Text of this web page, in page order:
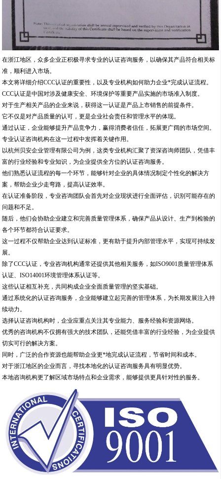
在浙江地区，众多企业正积极寻求专业的认证咨询服务，以确保其产品符合相关标
准，顺利进入市场。
本文将详细介绍CCC认证的重要性，以及专业机构如何助力企业*完成认证流程。
CCC认证是中国对涉及健康安全、环境保护等重要产品实施的市场准入制度。
对于生产相关产品的企业来说，获得这一认证是产品上市销售的前提条件。
它不仅是对产品质量的认可，更是企业社会责任和管理水平的体现。
通过认证，企业能够提升产品竞争力，赢得消费者信任，拓展更广阔的市场空间。
专业认证咨询机构在这一过程中发挥着关键作用。
以杭州贝安企业管理有限公司为例，这类专业机构汇聚了资深咨询师团队，凭借丰
富的行业经验和专业知识，为企业提供全方位的认证咨询服务。
他们熟悉认证流程的每一个环节，能够针对企业的具体情况制定个性化的解决方
案，帮助企业少走弯路，提高认证效率。
在认证准备阶段，专业咨询团队会首先对企业现状进行全面评估，识别可能存在的
问题和不足。
随后，他们会协助企业建立和完善质量管理体系，确保产品从设计、生产到检验的
各个环节都符合认证要求。
这一过程不仅帮助企业达到认证标准，更有助于提升内部管理水平，实现可持续发
展。
除了CCC认证，专业咨询机构通常还提供其他相关服务，如ISO9001质量管理体系
认证、ISO14001环境管理体系认证等。
这些认证相互补充，共同构成企业全面质量管理的坚实基础。
通过系统化的认证咨询服务，企业能够建立起完善的管理体系，为长期发展注入持
续动力。
选择认证咨询机构时，企业应重点关注其专业能力、服务经验和资源网络。
优秀的咨询机构不仅拥有强大的技术团队，还能凭借丰富的行业经验，为企业提供
切实可行的解决方案。
同时，广泛的合作资源也能帮助企业更*地完成认证流程，节省时间和成本。
对于浙江地区的企业而言，寻找本地化的认证咨询服务具有明显优势。
本地咨询机构更了解区域市场特点和企业需求，能够提供更具针对性的服务。